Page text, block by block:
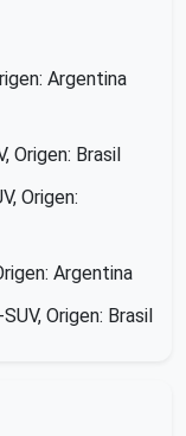
Argentina
Origen: Brasil
Origen:
Argentina
Origen: Brasil